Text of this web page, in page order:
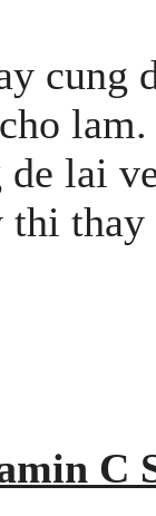
cung
lai
thi thay
C